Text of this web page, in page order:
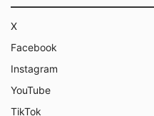
X
Facebook
Instagram
YouTube
TikTok